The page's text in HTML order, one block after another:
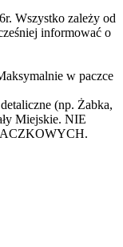
Wszystko zależy od
informować o
w paczce
(np. Żabka,
Miejskie. NIE